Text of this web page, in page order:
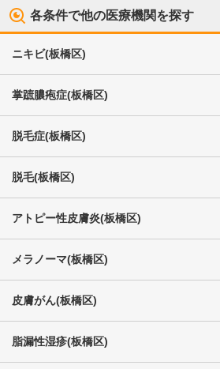
各条件で他の医療機関を探す
ニキビ(板橋区)
掌蹠膿疱症(板橋区)
脱毛症(板橋区)
脱毛(板橋区)
アトピー性皮膚炎(板橋区)
メラノーマ(板橋区)
皮膚がん(板橋区)
脂漏性湿疹(板橋区)